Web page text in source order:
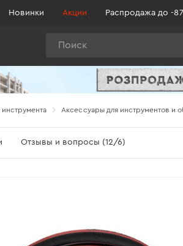
Новинки Акции Распродажа до -
инструмента Аксессуары для инструментов и
Отзывы и вопросы (12/6)